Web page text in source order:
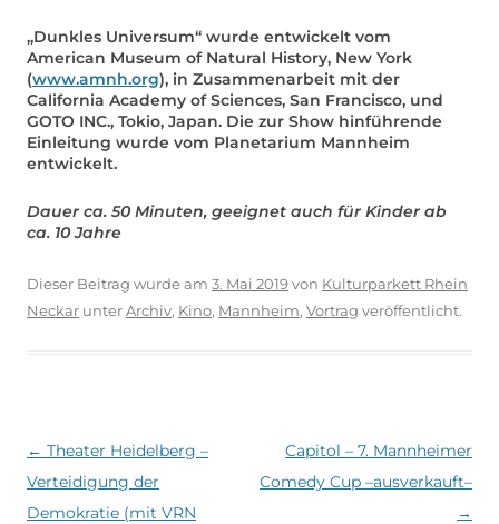
„Dunkles Universum“ wurde entwickelt vom
American Museum of Natural History, New York
(www.amnh.org), in Zusammenarbeit mit der
California Academy of Sciences, San Francisco, und
GOTO INC., Tokio, Japan. Die zur Show hinführende
Einleitung wurde vom Planetarium Mannheim
entwickelt.
Dauer ca. 50 Minuten, geeignet auch für Kinder ab
ca. 10 Jahre
Dieser Beitrag wurde am 3. Mai 2019von Kulturparkett Rhein
Neckar unterArchiv, Kino, Mannheim, Vortrag veröffentlicht.
Beitragsnavigation
← Theater Heidelberg –
Verteidigung der
Demokratie (mit VRN
Capitol – 7. Mannheimer
Comedy Cup –ausverkauft–
→